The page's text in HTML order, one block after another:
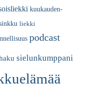
kuukauden-
liekki
podcast
sielunkumppani